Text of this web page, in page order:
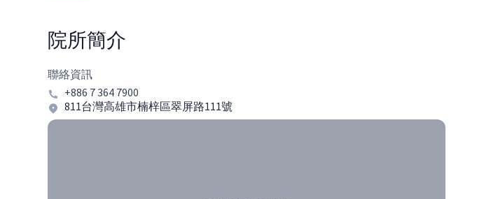
院所簡介
聯絡資訊
+886 7 364 7900
811台灣高雄市楠梓區翠屏路111號